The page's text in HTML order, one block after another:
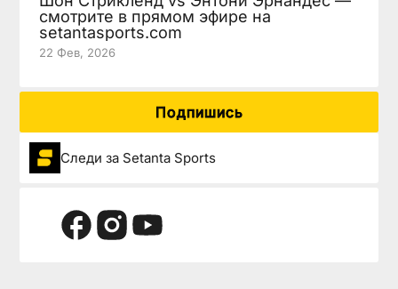
смотрите в прямом эфире на
setantasports.com
22 Фев, 2026
Подпишись
Следи за Setanta Sports